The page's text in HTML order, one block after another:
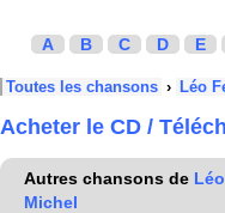
A B C D E
Toutes les chansons › Léo
Acheter le CD /
Autres chansons de
Michel